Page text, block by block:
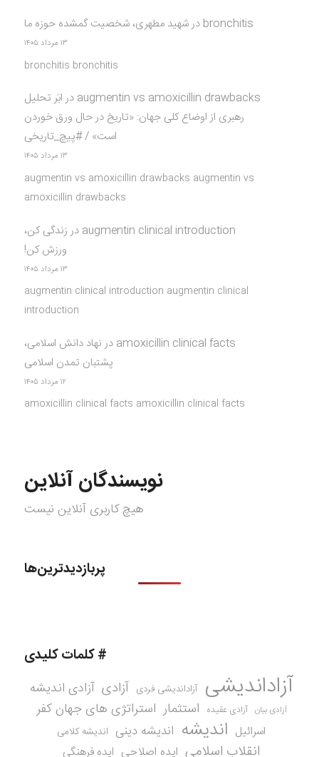
bronchitis درشهید مطهری، شخصیت گمشده حوزه ما
۱۳ مرداد ۱۴۰۵
bronchitis bronchitis
augmentin vs amoxicillin drawbacks درابَر تحلیل
رهبری از اوضاع کلی جهان: «تاریخ در حال ورق خوردن
است» / #پیچ_تاریخی
۱۳ مرداد ۱۴۰۵
augmentin vs amoxicillin drawbacks augmentin vs
amoxicillin drawbacks
augmentin clinical introduction در زندگی کن،
ورزش کن!
۱۳ مرداد ۱۴۰۵
augmentin clinical introduction augmentin clinical
introduction
amoxicillin clinical facts در نهاد دانش اسلامی،
پشتبان تمدن اسلامی
۱۲ مرداد ۱۴۰۵
amoxicillin clinical facts amoxicillin clinical facts
نویسندگان آنلاین
هیچ کاربری آنلاین نیست
پربازدیدترین‌ها
# کلمات کلیدی
آزاداندیشی آزاداندیشی فردی آزادی آزادی اندیشه
آزادی بیان آزادی عقیده استثمار استراتژی های جهان کفر
اسرائیل اندیشه اندیشه دینی اندیشه کلامی
انقلاب اسلامی ایده اصلاحی ایده فرهنگی